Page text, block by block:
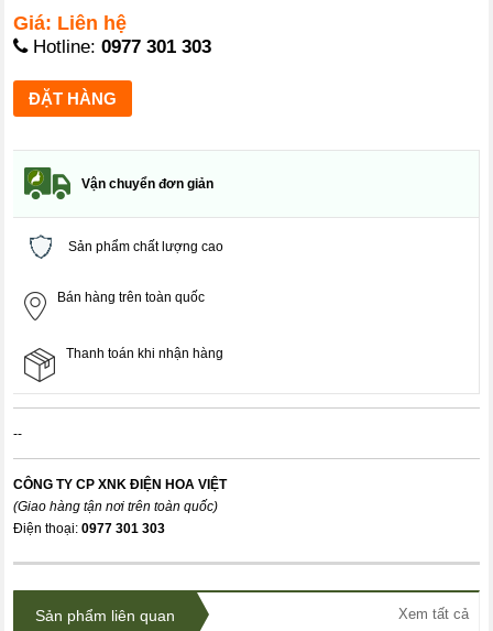
Giá: Liên hệ
Hotline:0977 301 303
Vận chuyển đơn giản
Sản phẩm chất lượng cao
Bán hàng trên toàn quốc
Thanh toán khi nhận hàng
--
CÔNG TY CP XNK ĐIỆN HOA VIỆT
(Giao hàng tận nơi trên toàn quốc)
Điện thoại:0977 301 303
Sản phẩm liên quan Xem tất cả